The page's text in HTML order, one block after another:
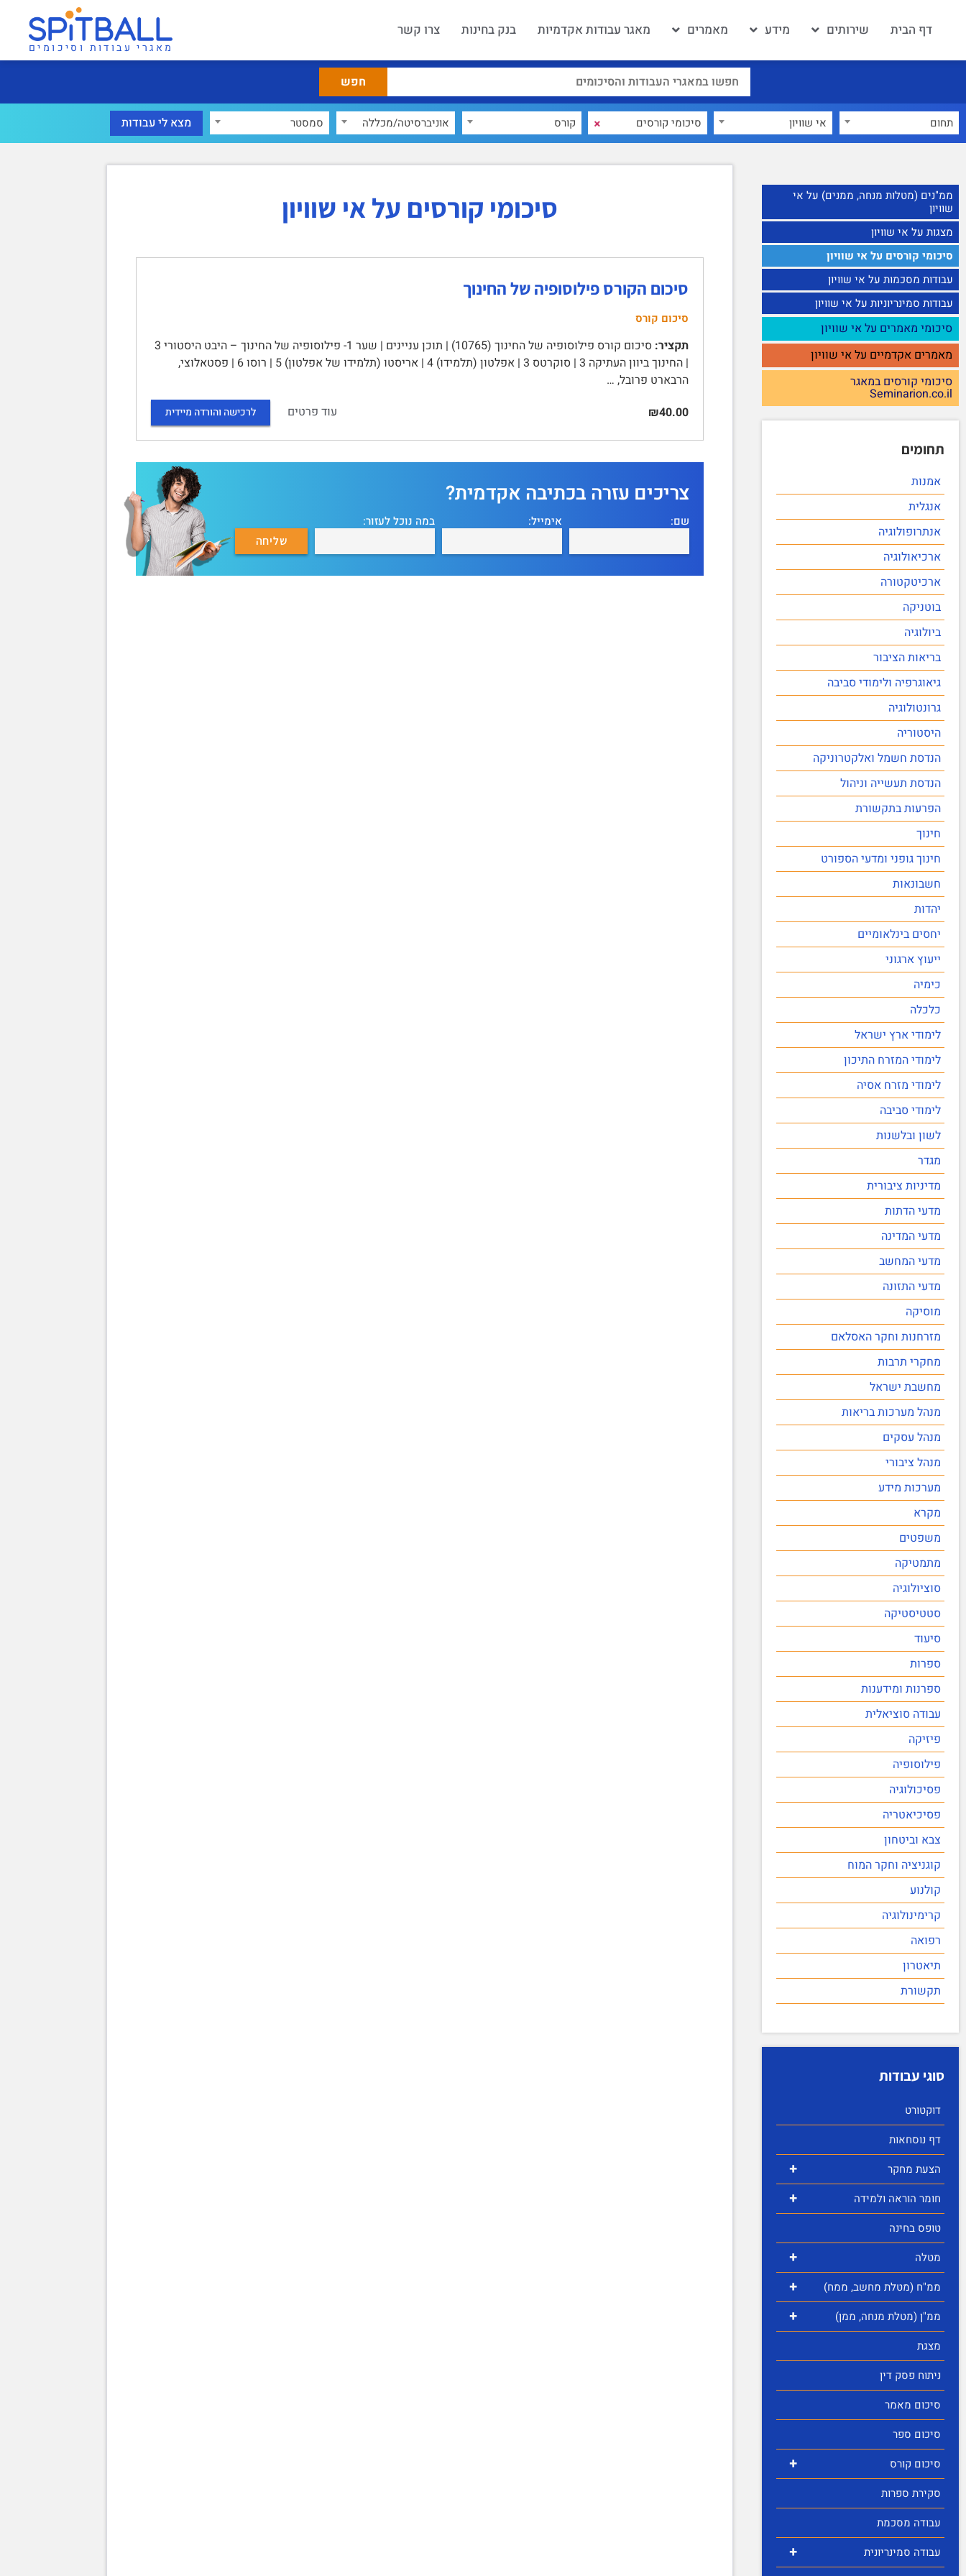
דף הבית שירותים מידע מאמרים מאגר עבודות אקדמיות בנק בחינות צרו קשר
מאגרי עבודות וסיכומים
תחום אי שוויון × קורס אוניברסיטה/מכללה סמסטר
ממ"נים (מטלות מנחה, ממנים) על אי
שוויון
מצגות על אי שוויון
סיכומי קורסים על אי שוויון
עבודות מסכמות על אי שוויון
עבודות סמינריוניות על אי שוויון
סיכומי מאמרים על אי שוויון
מאמרים אקדמיים על אי שוויון
סיכומי קורסים במאגר
Seminarion.co.il
תחומים
אמנות
אנגלית
אנתרופולוגיה
ארכיאולוגיה
ארכיטקטורה
בוטניקה
ביולוגיה
בריאות הציבור
גיאוגרפיה ולימודי סביבה
גרונטולוגיה
היסטוריה
הנדסת חשמל ואלקטרוניקה
הנדסת תעשייה וניהול
הפרעות בתקשורת
חינוך
חינוך גופני ומדעי הספורט
חשבונאות
יהדות
יחסים בינלאומיים
ייעוץ ארגוני
כימיה
כלכלה
לימודי ארץ ישראל
לימודי המזרח התיכון
לימודי מזרח אסיה
לימודי סביבה
לשון ובלשנות
מגדר
מדיניות ציבורית
מדעי הדתות
מדעי המדינה
מדעי המחשב
מדעי התזונה
מוסיקה
מזרחנות וחקר האסלאם
מחקרי תרבות
מחשבת ישראל
מנהל מערכות בריאות
מנהל עסקים
מנהל ציבורי
מערכות מידע
מקרא
משפטים
מתמטיקה
סוציולוגיה
סטטיסטיקה
סיעוד
ספרות
ספרנות ומידענות
עבודה סוציאלית
פיזיקה
פילוסופיה
פסיכולוגיה
פסיכיאטריה
צבא וביטחון
קוגניציה וחקר המוח
קולנוע
קרימינולוגיה
רפואה
תיאטרון
תקשורת
סוגי עבודות
דוקטורט
דף נוסחאות
+ הצעת מחקר
+
חומר הוראה ולמידה
טופס בחינה
+ מטלה
+ ממ"ח (מטלת מחשב, ממח)
+
ממ"ן (מטלת מנחה, ממן)
מצגת
ניתוח פסק דין
סיכום מאמר
סיכום ספר
+
סיכום קורס
סקירת ספרות
עבודה מסכמת
+
עבודה סמינריונית
סיכומי קורסים על אי שוויון
סיכום הקורס פילוסופיה של החינוך
סיכום קורס
תקציר:
סיכום קורס פילוסופיה של החינוך (10765) | תוכן עניינים | שער 1- פילוסופיה של החינוך – היבט היסטורי 3
| החינוך ביוון העתיקה 3 | סוקרטס 3 | אפלטון (תלמידו) 4 | אריסטו (תלמידו של אפלטון) 5 | רוסו 6 | פסטאלוצי,
הרבארט פרובל, …
₪40.00
עוד פרטים לרכישה והורדה מיידית
צריכים עזרה בכתיבה אקדמית?
שם: אימייל: במה נוכל לעזור: